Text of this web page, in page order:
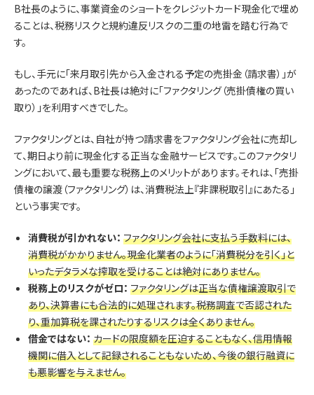
B社長のように、事業資金のショートをクレジットカード現金化で埋め
ることは、税務リスクと規約違反リスクの二重の地雷を踏む行為で
す。
もし、手元に「来月取引先から入金される予定の売掛金（請求書）」が
あったのであれば、B社長は絶対に「ファクタリング（売掛債権の買い
取り）」を利用すべきでした。
ファクタリングとは、自社が持つ請求書をファクタリング会社に売却し
て、期日より前に現金化する正当な金融サービスです。このファクタリ
ングにおいて、最も重要な税務上のメリットがあります。それは、「売掛
債権の譲渡（ファクタリング）は、消費税法上『非課税取引』にあたる」
という事実です。
消費税が引かれない： ファクタリング会社に支払う手数料には、
消費税がかかりません。現金化業者のように「消費税分を引く」と
いったデタラメな搾取を受けることは絶対にありません。
税務上のリスクがゼロ： ファクタリングは正当な債権譲渡取引で
あり、決算書にも合法的に処理されます。税務調査で否認された
り、重加算税を課されたりするリスクは全くありません。
借金ではない： カードの限度額を圧迫することもなく、信用情報
機関に借入として記録されることもないため、今後の銀行融資に
も悪影響を与えません。